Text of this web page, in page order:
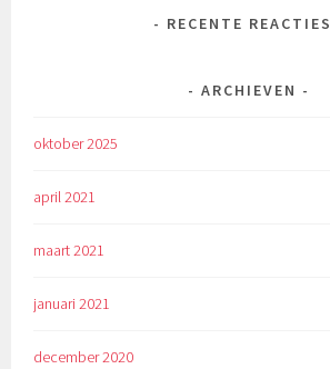
RECENTE REACTIES
ARCHIEVEN
oktober 2025
april 2021
maart 2021
januari 2021
december 2020